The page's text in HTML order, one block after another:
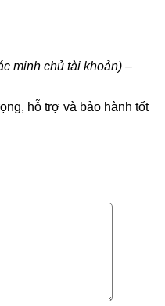
minh chủ tài khoản) –
hỗ trợ và bảo hành tốt